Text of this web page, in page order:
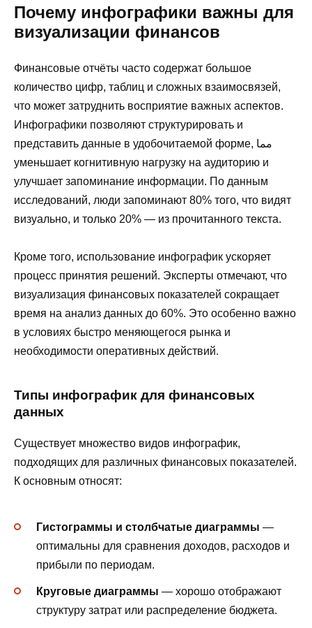
Почему инфографики важны для
визуализации финансов
Финансовые отчёты часто содержат большое
количество цифр, таблиц и сложных взаимосвязей,
что может затруднить восприятие важных аспектов.
Инфографики позволяют структурировать и
представить данные в удобочитаемой форме, مما
уменьшает когнитивную нагрузку на аудиторию и
улучшает запоминание информации. По данным
исследований, люди запоминают 80% того, что видят
визуально, и только 20% — из прочитанного текста.
Кроме того, использование инфографик ускоряет
процесс принятия решений. Эксперты отмечают, что
визуализация финансовых показателей сокращает
время на анализ данных до 60%. Это особенно важно
в условиях быстро меняющегося рынка и
необходимости оперативных действий.
Типы инфографик для финансовых
данных
Существует множество видов инфографик,
подходящих для различных финансовых показателей.
К основным относят:
Гистограммы и столбчатые диаграммы —
оптимальны для сравнения доходов, расходов и
прибыли по периодам.
Круговые диаграммы — хорошо отображают
структуру затрат или распределение бюджета.